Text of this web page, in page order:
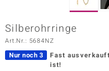
Vogue
Silberohrringe
Art.Nr.: 5684NZ
Nur noch 3 Fast
ist!